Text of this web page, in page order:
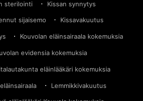
sterilointi Kissan synnytys
sijaisemo Kissavakuutus
Kouvolan eläinsairaala kokemuksia
evidensia kokemuksia
eläinlääkäri kokemuksia
Lemmikkivakuutus